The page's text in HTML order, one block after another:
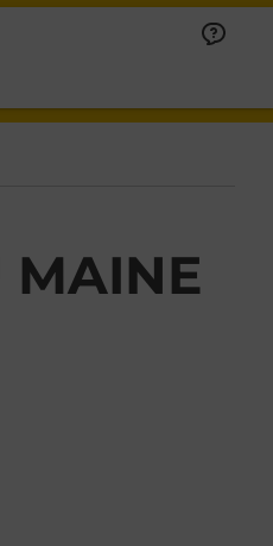
MAINE